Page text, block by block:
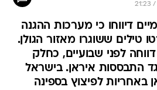
דיווחו כי מערכות ההגנה
טילים ששוגרו מאזור הגולן.
לפני שבועיים, כחלק
התבססות איראן. בישראל
לפיצוץ בספינה